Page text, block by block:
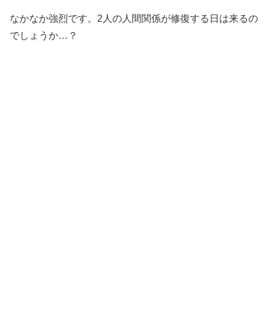
なかなか強烈です。2人の人間関係が修復する日は来るの
でしょうか…？